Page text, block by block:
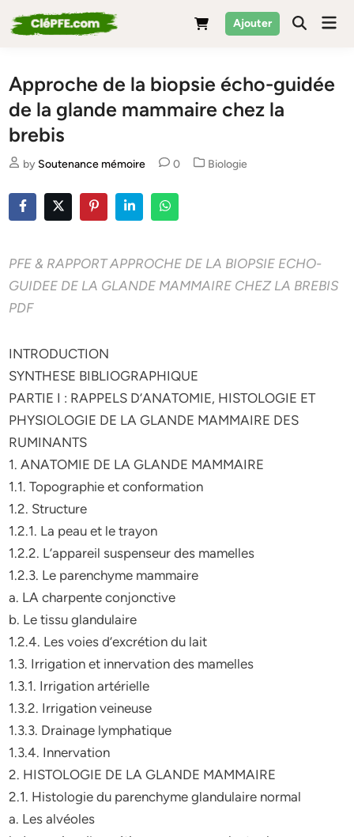
to
Ajouter
Approche de la biopsie écho-guidée
de la glande mammaire chez la
brebis
by Soutenance mémoire 0
Posted
Biologie
PFE & RAPPORT APPROCHE DE LA BIOPSIE ECHO-
GUIDEE DE LA GLANDE MAMMAIRE CHEZ LA BREBIS
PDF
INTRODUCTION
SYNTHESE BIBLIOGRAPHIQUE
PARTIE I : RAPPELS D’ANATOMIE, HISTOLOGIE ET
PHYSIOLOGIE DE LA GLANDE MAMMAIRE DES
RUMINANTS
1. ANATOMIE DE LA GLANDE MAMMAIRE
1.1. Topographie et conformation
1.2. Structure
1.2.1. La peau et le trayon
1.2.2. L’appareil suspenseur des mamelles
1.2.3. Le parenchyme mammaire
a. LA charpente conjonctive
b. Le tissu glandulaire
1.2.4. Les voies d’excrétion du lait
1.3. Irrigation et innervation des mamelles
1.3.1. Irrigation artérielle
1.3.2. Irrigation veineuse
1.3.3. Drainage lymphatique
1.3.4. Innervation
2. HISTOLOGIE DE LA GLANDE MAMMAIRE
2.1. Histologie du parenchyme glandulaire normal
a. Les alvéoles